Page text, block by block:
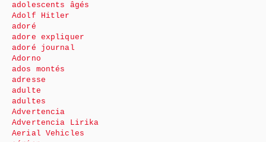
adolescents âgés
Adolf Hitler
adoré
adore expliquer
adoré journal
Adorno
ados montés
adresse
adulte
adultes
Advertencia
Advertencia Lirika
Aerial Vehicles